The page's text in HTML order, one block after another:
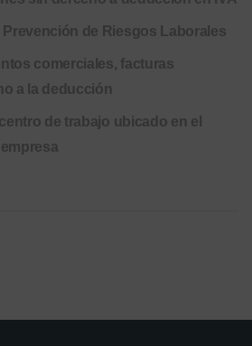
Prevención de Riesgos Laborales
comerciales, facturas
a la deducción
de trabajo ubicado en el